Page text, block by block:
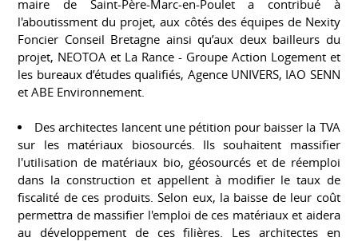
maire de Saint-Père-Marc-en-Poulet a contribué à
l'aboutissment du projet, aux côtés des équipes de Nexity
Foncier Conseil Bretagne ainsi qu’aux deux bailleurs du
projet, NEOTOA et La Rance - Groupe Action Logement et
les bureaux d’études qualifiés, Agence UNIVERS, IAO SENN
et ABE Environnement.
Des architectes lancent une pétition pour baisser la TVA
sur les matériaux biosourcés. Ils souhaitent massifier
l'utilisation de matériaux bio, géosourcés et de réemploi
dans la construction et appellent à modifier le taux de
fiscalité de ces produits. Selon eux, la baisse de leur coût
permettra de massifier l'emploi de ces matériaux et aidera
au développement de ces filières. Les architectes en